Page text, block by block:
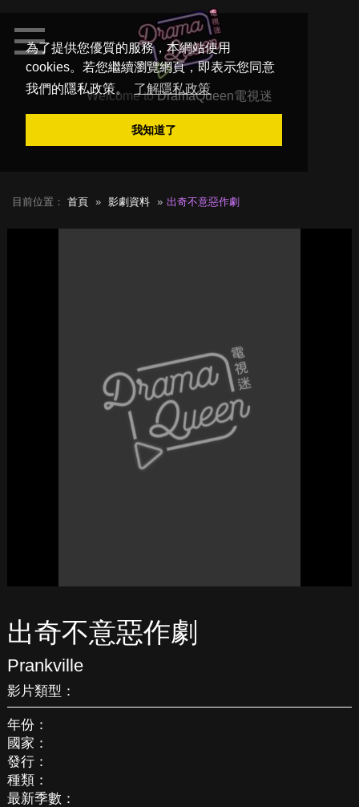
為了提供您優質的服務，本網站使用
cookies。若您繼續瀏覽網頁，即表示您同意
我們的隱私政策。
了解隱私政策
我知道了
Welcome toDramaQueen電視迷
目前位置： 首頁 影劇資料 出奇不意惡作劇
出奇不意惡作劇
Prankville
影片類型：
年份：
國家：
發行：
種類：
最新季數：